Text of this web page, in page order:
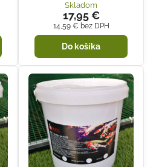
Skladom
17,95 €
14,59 € bez DPH
Do košíka